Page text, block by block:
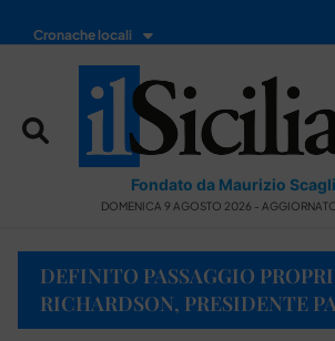
Cronache locali
Fondato da Maurizio
DOMENICA 9 AGOSTO 2026 -
DEFINITO PASSAGGIO
RICHARDSON, PRESIDENTE